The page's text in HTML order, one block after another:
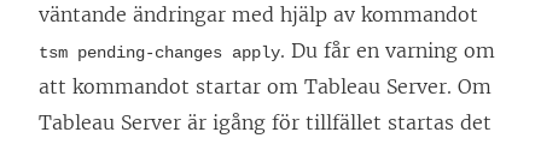
väntande ändringar med hjälp av kommandot
tsm pending-changes apply. Du får en varning om
att kommandot startar om Tableau Server. Om
Tableau Server är igång för tillfället startas det